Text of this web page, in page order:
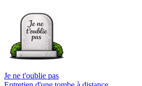
Je ne t'oublie pas